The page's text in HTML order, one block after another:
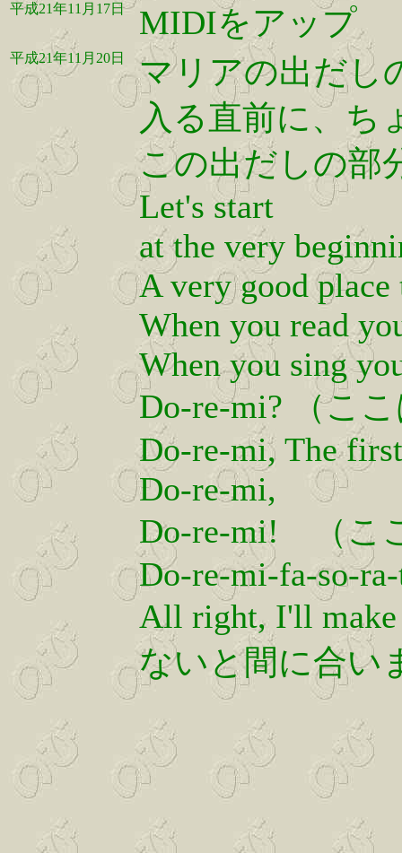
平成21年11月17日 MIDIをアップ
平成21年11月20日
マリアの出だし
入る直前に、ち
この出だしの部
Let's start
at the very
A very good place
When you read
When you sing
Do-re-mi? （こ
Do-re-mi, The
Do-re-mi,
Do-re-mi! （こ
Do-re-mi-fa-so-
All right, I'll
ないと間に合い